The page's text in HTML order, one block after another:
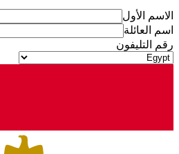
الاسم الأول
اسم العائلة
رقم التليفون